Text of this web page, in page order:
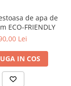
de apa de
ECO-FRIENDLY
Lei
IN COS